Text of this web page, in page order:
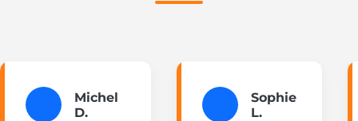
Michel
D.
Sophie
L.